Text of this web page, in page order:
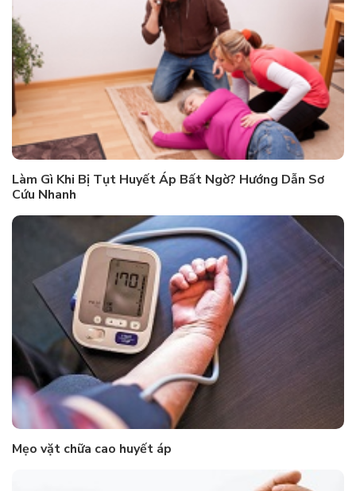
Làm Gì Khi Bị Tụt Huyết Áp Bất Ngờ? Hướng Dẫn Sơ
Cứu Nhanh
Mẹo vặt chữa cao huyết áp